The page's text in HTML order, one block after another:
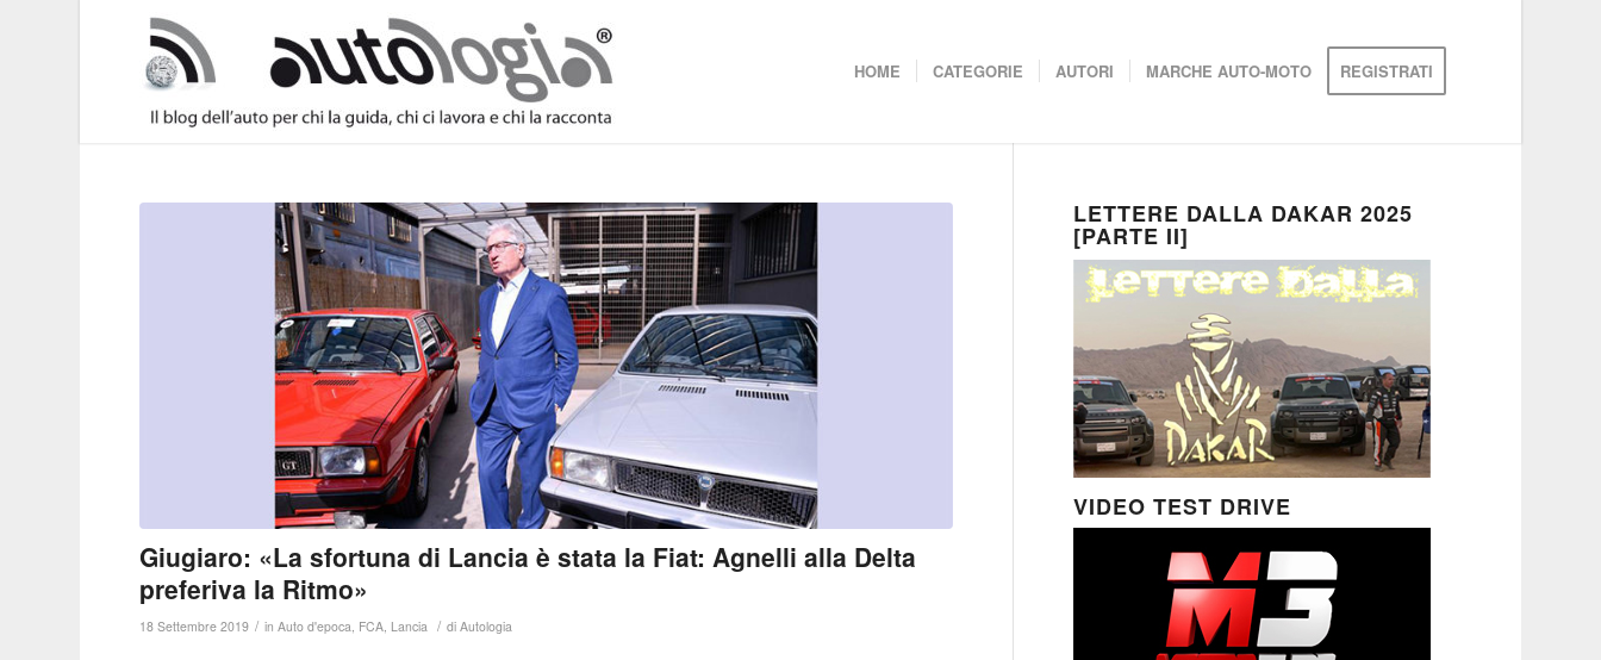
HOME CATEGORIE AUTORI MARCHE AUTO-MOTO REGISTRATI
Giugiaro: «La sfortuna di Lancia è stata la Fiat: Agnelli alla Delta
preferiva la Ritmo»
18 Settembre 2019 / inAuto d'epoca FCA Lancia / diAutologia
LETTERE DALLA DAKAR 2025
[PARTE II]
VIDEO TEST DRIVE